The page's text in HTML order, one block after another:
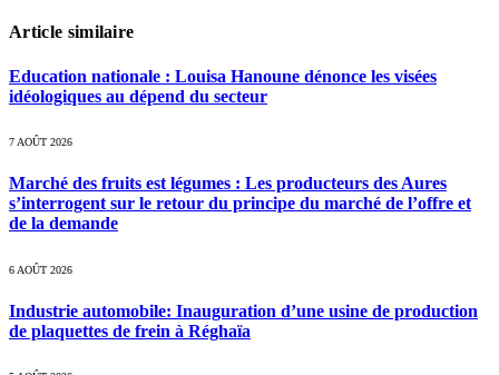
Article similaire
Education nationale : Louisa Hanoune dénonce les visées
idéologiques au dépend du secteur
7 AOÛT 2026
Marché des fruits est légumes : Les producteurs des Aures
s’interrogent sur le retour du principe du marché de l’offre et
de la demande
6 AOÛT 2026
Industrie automobile: Inauguration d’une usine de production
de plaquettes de frein à Réghaïa